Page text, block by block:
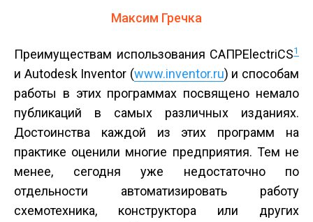
Максим Гречка
Преимуществам использования САПРElectriCS1
и Autodesk Inventor (www.inventor.ru) и способам
работы в этих программах посвящено немало
публикаций в самых различных изданиях.
Достоинства каждой из этих программ на
практике оценили многие предприятия. Тем не
менее, сегодня уже недостаточно по
отдельности автоматизировать работу
схемотехника, конструктора или других